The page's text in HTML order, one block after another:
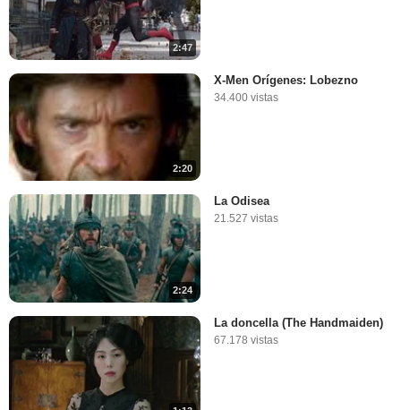
2:47
2:20
X-Men Orígenes: Lobezno
34.400 vistas
2:24
La Odisea
21.527 vistas
La doncella (The Handmaiden)
67.178 vistas